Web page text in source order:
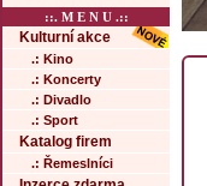
::. M E N U .::
Kulturní akce
.: Kino
.: Koncerty
.: Divadlo
.: Sport
Katalog firem
.: Řemeslníci